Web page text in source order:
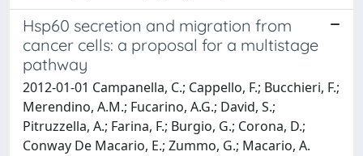
Hsp60 secretion and migration from
cancer cells: a proposal for a multistage
pathway
2012-01-01 Campanella, C.; Cappello, F.; Bucchieri, F.;
Merendino, A.M.; Fucarino, A.G.; David, S.;
Pitruzzella, A.; Farina, F.; Burgio, G.; Corona, D.;
Conway De Macario, E.; Zummo, G.; Macario, A.